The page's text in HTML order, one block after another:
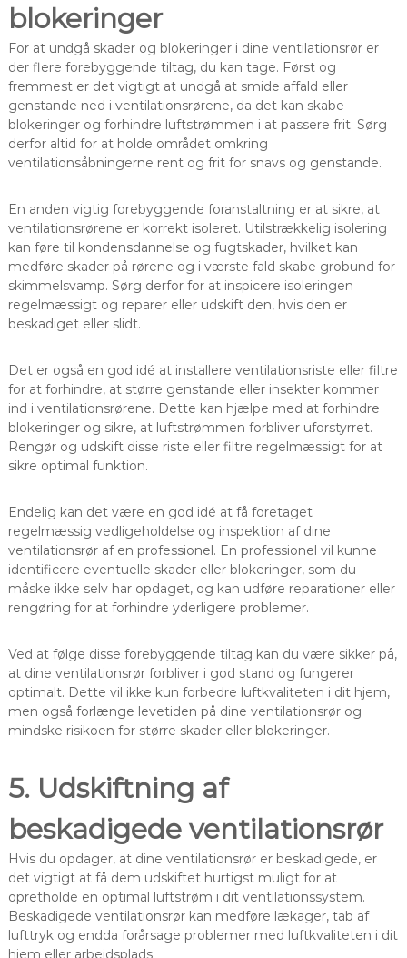
blokeringer
For at undgå skader og blokeringer i dine ventilationsrør er
der flere forebyggende tiltag, du kan tage. Først og
fremmest er det vigtigt at undgå at smide affald eller
genstande ned i ventilationsrørene, da det kan skabe
blokeringer og forhindre luftstrømmen i at passere frit. Sørg
derfor altid for at holde området omkring
ventilationsåbningerne rent og frit for snavs og genstande.
En anden vigtig forebyggende foranstaltning er at sikre, at
ventilationsrørene er korrekt isoleret. Utilstrækkelig isolering
kan føre til kondensdannelse og fugtskader, hvilket kan
medføre skader på rørene og i værste fald skabe grobund for
skimmelsvamp. Sørg derfor for at inspicere isoleringen
regelmæssigt og reparer eller udskift den, hvis den er
beskadiget eller slidt.
Det er også en god idé at installere ventilationsriste eller filtre
for at forhindre, at større genstande eller insekter kommer
ind i ventilationsrørene. Dette kan hjælpe med at forhindre
blokeringer og sikre, at luftstrømmen forbliver uforstyrret.
Rengør og udskift disse riste eller filtre regelmæssigt for at
sikre optimal funktion.
Endelig kan det være en god idé at få foretaget
regelmæssig vedligeholdelse og inspektion af dine
ventilationsrør af en professionel. En professionel vil kunne
identificere eventuelle skader eller blokeringer, som du
måske ikke selv har opdaget, og kan udføre reparationer eller
rengøring for at forhindre yderligere problemer.
Ved at følge disse forebyggende tiltag kan du være sikker på,
at dine ventilationsrør forbliver i god stand og fungerer
optimalt. Dette vil ikke kun forbedre luftkvaliteten i dit hjem,
men også forlænge levetiden på dine ventilationsrør og
mindske risikoen for større skader eller blokeringer.
5. Udskiftning af
beskadigede ventilationsrør
Hvis du opdager, at dine ventilationsrør er beskadigede, er
det vigtigt at få dem udskiftet hurtigst muligt for at
opretholde en optimal luftstrøm i dit ventilationssystem.
Beskadigede ventilationsrør kan medføre lækager, tab af
lufttryk og endda forårsage problemer med luftkvaliteten i dit
hjem eller arbejdsplads.